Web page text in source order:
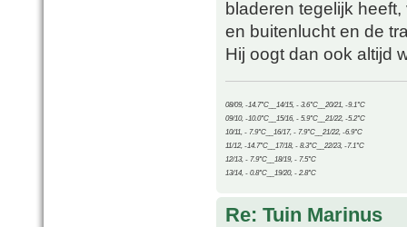
bladeren tegelijk
en buitenlucht en de
Hij oogt dan ook altijd
08/09, -14.7°C__14/15, - 3.6°C__20/21, -9.1°C
09/10, -10.0°C__15/16, - 5.9°C__21/22, -5.2°C
10/11, - 7.9°C__16/17, - 7.9°C__21/22, -6.9°C
11/12, -14.7°C__17/18, - 8.3°C__22/23, -7.1°C
12/13, - 7.9°C__18/19, - 7.5°C
13/14, - 0.8°C__19/20, - 2.8°C
Re: Tuin Marinus